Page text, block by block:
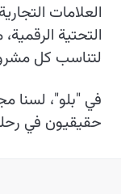
العلامات
التحتية
لتناسب كل
في "بلو"، لسنا
حقيقيون في